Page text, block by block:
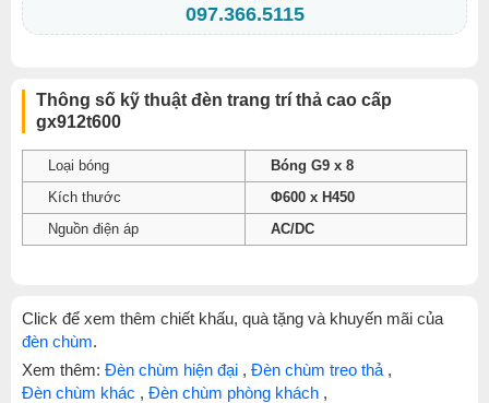
097.366.5115
Thông số kỹ thuật đèn trang trí thả cao cấp
gx912t600
Loại bóng
Bóng G9 x 8
Kích thước
Φ600 x H450
Nguồn điện áp
AC/DC
Click để xem thêm chiết khấu, quà tặng và khuyến mãi của
đèn chùm.
Xem thêm: Đèn chùm hiện đại , Đèn chùm treo thả ,
Đèn chùm khác , Đèn chùm phòng khách ,